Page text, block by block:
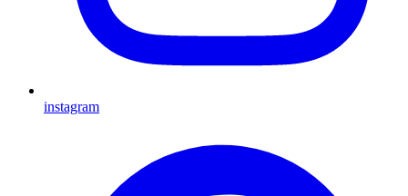
instagram